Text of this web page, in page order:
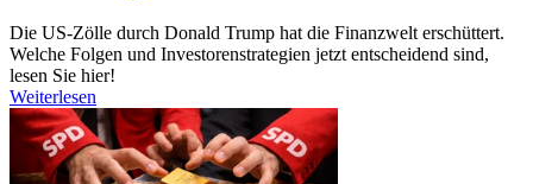
Die US-Zölle durch Donald Trump hat die Finanzwelt erschüttert.
Welche Folgen und Investorenstrategien jetzt entscheidend sind,
lesen Sie hier!
Weiterlesen